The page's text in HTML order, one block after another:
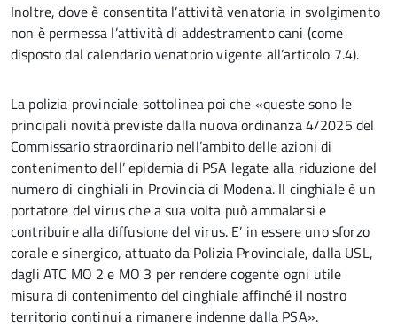
Inoltre, dove è consentita l’attività venatoria in svolgimento
non è permessa l’attività di addestramento cani (come
disposto dal calendario venatorio vigente all’articolo 7.4).
La polizia provinciale sottolinea poi che «queste sono le
principali novità previste dalla nuova ordinanza 4/2025 del
Commissario straordinario nell’ambito delle azioni di
contenimento dell’ epidemia di PSA legate alla riduzione del
numero di cinghiali in Provincia di Modena. Il cinghiale è un
portatore del virus che a sua volta può ammalarsi e
contribuire alla diffusione del virus. E’ in essere uno sforzo
corale e sinergico, attuato da Polizia Provinciale, dalla USL,
dagli ATC MO 2 e MO 3 per rendere cogente ogni utile
misura di contenimento del cinghiale affinché il nostro
territorio continui a rimanere indenne dalla PSA».